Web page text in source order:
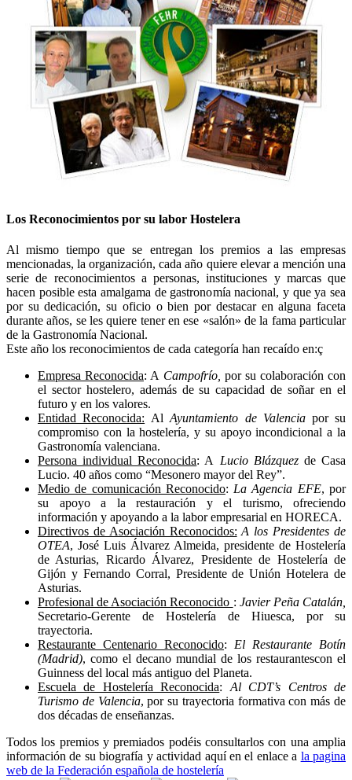
Los Reconocimientos por su labor Hostelera
Al mismo tiempo que se entregan los premios a las empresas
mencionadas, la organización, cada año quiere elevar a mención una
serie de reconocimientos a personas, instituciones y marcas que
hacen posible esta amalgama de gastronomía nacional, y que ya sea
por su dedicación, su oficio o bien por destacar en alguna faceta
durante años, se les quiere tener en ese «salón» de la fama particular
de la Gastronomía Nacional.
Este año los reconocimientos de cada categoría han recaído en:ç
Empresa Reconocida: A Campofrío, por su colaboración con
el sector hostelero, además de su capacidad de soñar en el
futuro y en los valores.
Entidad Reconocida: AlAyuntamiento de Valenciapor su
compromiso con la hostelería, y su apoyo incondicional a la
Gastronomía valenciana.
Persona individual Reconocida: A Lucio Blázquezde Casa
Lucio. 40 años como “Mesonero mayor del Rey”.
Medio de comunicación Reconocido: La Agencia EFE, por
su apoyo a la restauración y el turismo, ofreciendo
información y apoyando a la labor empresarial en HORECA.
Directivos de Asociación Reconocidos: A los Presidentes de
OTEA, José Luis Álvarez Almeida, presidente de Hostelería
de Asturias, Ricardo Álvarez, Presidente de Hostelería de
Gijón y Fernando Corral, Presidente de Unión Hotelera de
Asturias.
Profesional de Asociación Reconocido : Javier Peña Catalán,
Secretario-Gerente de Hostelería de Hiuesca, por su
trayectoria.
Restaurante Centenario Reconocido: El Restaurante Botín
(Madrid), como el decano mundial de los restaurantescon el
Guinness del local más antiguo del Planeta.
Escuela de Hostelería Reconocida: Al CDT’s Centros de
Turismo de Valencia, por su trayectoria formativa con más de
dos décadas de enseñanzas.
Todos los premios y premiados podéis consultarlos con una amplia
información de su biografía y actividad aquí en el enlace a la pagina
web de la Federación española de hostelería